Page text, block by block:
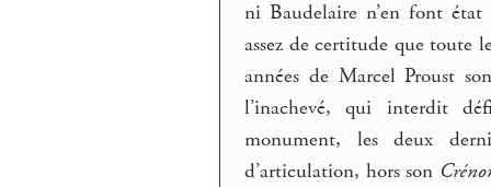
ni Baudelaire n’en font état
assez de certitude que toute
années de Marcel Proust
l’inachevé, qui interdit
monument, les deux
d’articulation, hors son